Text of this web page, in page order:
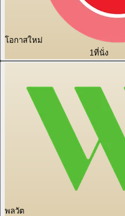
โอกาสใหม่
1ที่นั่ง
พลวัต